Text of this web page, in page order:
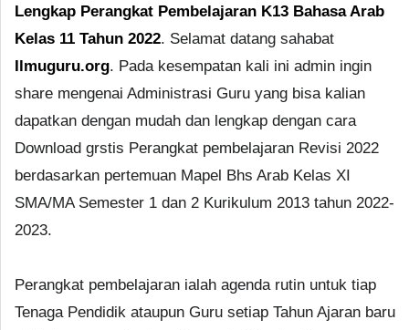
Lengkap Perangkat Pembelajaran K13 Bahasa Arab
Kelas 11 Tahun 2022. Selamat datang sahabat
Ilmuguru.org. Pada kesempatan kali ini admin ingin
share mengenai Administrasi Guru yang bisa kalian
dapatkan dengan mudah dan lengkap dengan cara
Download grstis Perangkat pembelajaran Revisi 2022
berdasarkan pertemuan Mapel Bhs Arab Kelas XI
SMA/MA Semester 1 dan 2 Kurikulum 2013 tahun 2022-
2023.
Perangkat pembelajaran ialah agenda rutin untuk tiap
Tenaga Pendidik ataupun Guru setiap Tahun Ajaran baru